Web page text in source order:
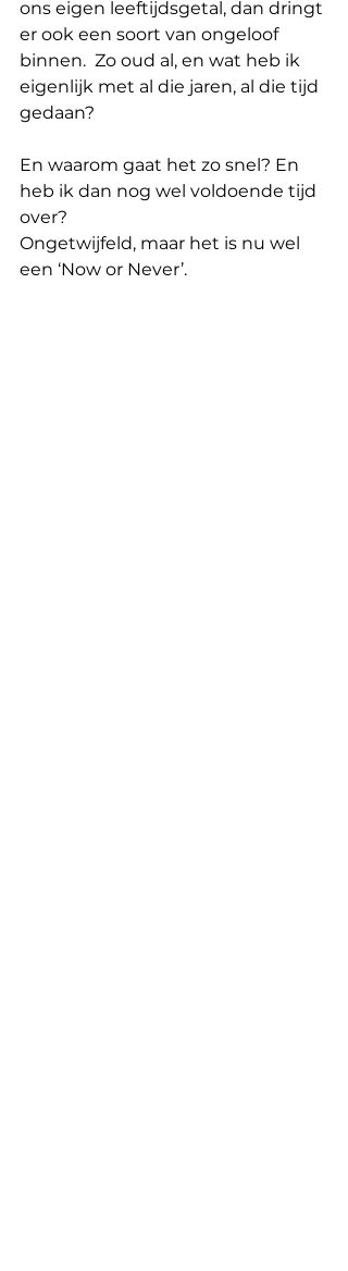
ons eigen leeftijdsgetal, dan dringt
er ook een soort van ongeloof
binnen. Zo oud al, en wat heb ik
eigenlijk met al die jaren, al die tijd
gedaan?
En waarom gaat het zo snel? En
heb ik dan nog wel voldoende tijd
over?
Ongetwijfeld, maar het is nu wel
een ‘Now or Never’.